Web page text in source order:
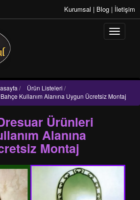
Kurumsal | Blog | İletişim
/ Ürün Listeleri /
Kullanım Alanına Uygun Ücretsiz Montaj
Ürünleri
Alanına
Montaj